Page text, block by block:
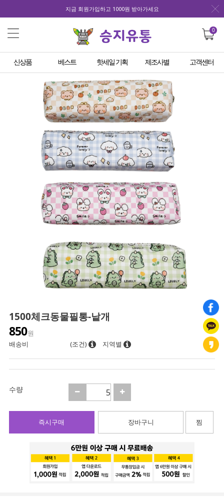
지금 회원가입하고 1000원 받아가세요
0
신상품 베스트 핫세일 기획 제조사별 고객센터
1500체크동물필통-낱개
850원
배송비
(조건) 지역별
수량
즉시구매 장바구니 찜